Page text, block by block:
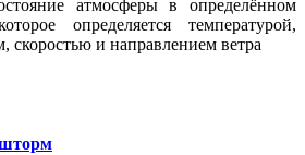
атмосферы в определённом
определяется температурой,
скоростью и направлением ветра
шторм